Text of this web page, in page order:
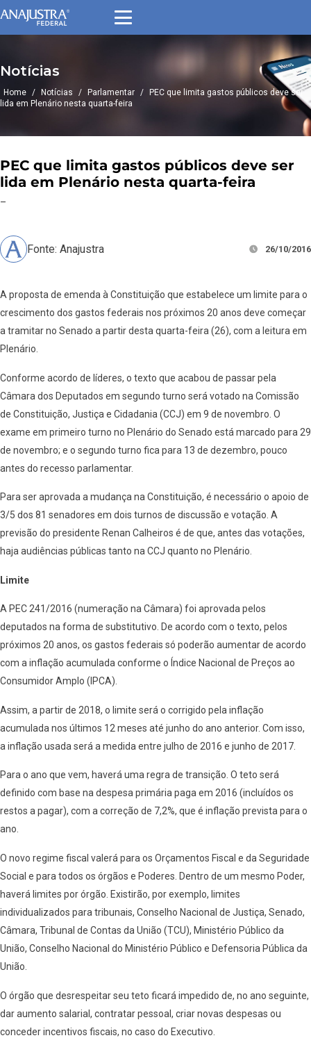
Notícias
Home / Notícias / Parlamentar /
PEC que limita gastos públicos deve ser
lida em Plenário nesta quarta-feira
PEC que limita gastos públicos deve ser
lida em Plenário nesta quarta-feira
–
Fonte: Anajustra 26/10/2016
A proposta de emenda à Constituição que estabelece um limite para o
crescimento dos gastos federais nos próximos 20 anos deve começar
a tramitar no Senado a partir desta quarta-feira (26), com a leitura em
Plenário.
Conforme acordo de líderes, o texto que acabou de passar pela
Câmara dos Deputados em segundo turno será votado na Comissão
de Constituição, Justiça e Cidadania (CCJ) em 9 de novembro. O
exame em primeiro turno no Plenário do Senado está marcado para 29
de novembro; e o segundo turno fica para 13 de dezembro, pouco
antes do recesso parlamentar.
Para ser aprovada a mudança na Constituição, é necessário o apoio de
3/5 dos 81 senadores em dois turnos de discussão e votação. A
previsão do presidente Renan Calheiros é de que, antes das votações,
haja audiências públicas tanto na CCJ quanto no Plenário.
Limite
A PEC 241/2016 (numeração na Câmara) foi aprovada pelos
deputados na forma de substitutivo. De acordo com o texto, pelos
próximos 20 anos, os gastos federais só poderão aumentar de acordo
com a inflação acumulada conforme o Índice Nacional de Preços ao
Consumidor Amplo (IPCA).
Assim, a partir de 2018, o limite será o corrigido pela inflação
acumulada nos últimos 12 meses até junho do ano anterior. Com isso,
a inflação usada será a medida entre julho de 2016 e junho de 2017.
Para o ano que vem, haverá uma regra de transição. O teto será
definido com base na despesa primária paga em 2016 (incluídos os
restos a pagar), com a correção de 7,2%, que é inflação prevista para o
ano.
O novo regime fiscal valerá para os Orçamentos Fiscal e da Seguridade
Social e para todos os órgãos e Poderes. Dentro de um mesmo Poder,
haverá limites por órgão. Existirão, por exemplo, limites
individualizados para tribunais, Conselho Nacional de Justiça, Senado,
Câmara, Tribunal de Contas da União (TCU), Ministério Público da
União, Conselho Nacional do Ministério Público e Defensoria Pública da
União.
O órgão que desrespeitar seu teto ficará impedido de, no ano seguinte,
dar aumento salarial, contratar pessoal, criar novas despesas ou
conceder incentivos fiscais, no caso do Executivo.